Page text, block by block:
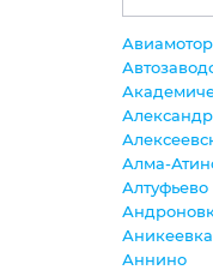
Алма-
Алтуфьево
Аникеевка
Аннино